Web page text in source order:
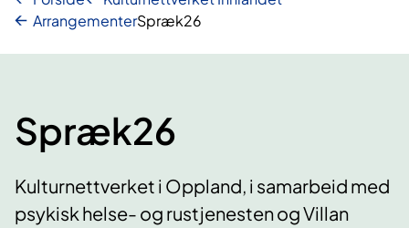
ArrangementerSpræk26
Spræk26
Kulturnettverket i Oppland, i samarbeid med
psykisk helse- og rustjenesten og Villan